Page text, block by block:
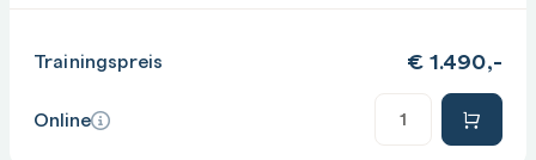
Drehen
Trainingspreis € 1.490,-
Online